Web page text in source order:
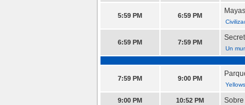
5:59 PM 6:59 PM
6:59 PM 7:59 PM
Un
7:59 PM 9:00 PM
9:00 PM 10:52 PM